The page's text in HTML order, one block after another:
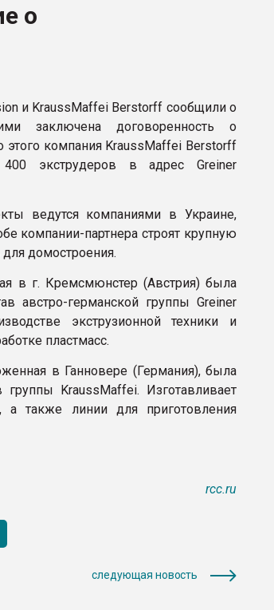
о
и KraussMaffei Berstorff сообщили о
заключена договоренность о
этого компания KraussMaffei Berstorff
400 экструдеров в адрес Greiner
ведутся компаниями в Украине,
компании-партнера строят крупную
домостроения.
в г. Кремсмюнстер (Австрия) была
австро-германской группы Greiner
экструзионной техники и
пластмасс.
в Ганновере (Германия), была
KraussMaffei. Изготавливает
а также линии для приготовления
rcc.ru
следующая новость